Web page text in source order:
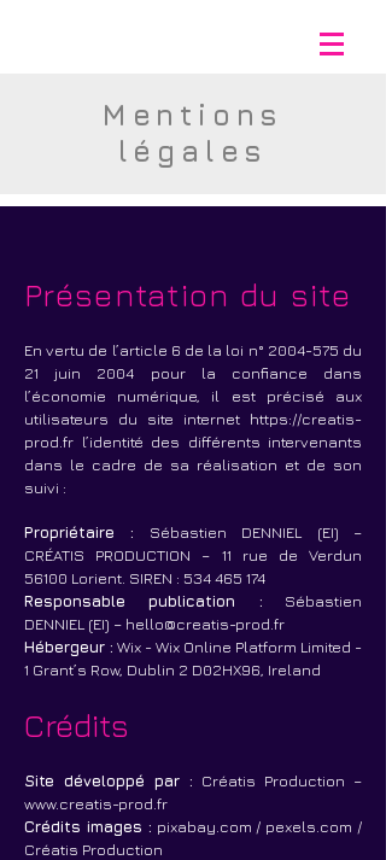
Mentions
légales
Présentation du site
En vertu de l’article 6 de la loi n° 2004-575 du
21 juin 2004 pour la confiance dans
l’économie numérique, il est précisé aux
utilisateurs du site internet https://creatis-
prod.fr l’identité des différents intervenants
dans le cadre de sa réalisation et de son
suivi :
Propriétaire : Sébastien DENNIEL (EI) –
CRÉATIS PRODUCTION – 11 rue de Verdun
56100 Lorient. SIREN : 534 465 174
Responsable publication : Sébastien
DENNIEL (EI) – hello@creatis-prod.fr
Hébergeur : Wix - Wix Online Platform Limited -
1 Grant’s Row, Dublin 2 D02HX96, Ireland
Crédits
Site développé par : Créatis Production –
www.creatis-prod.fr
Crédits images : pixabay.com / pexels.com /
Créatis Production